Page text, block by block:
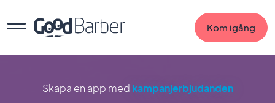
Kom igång
Skapa en app med kampanjerbjudanden